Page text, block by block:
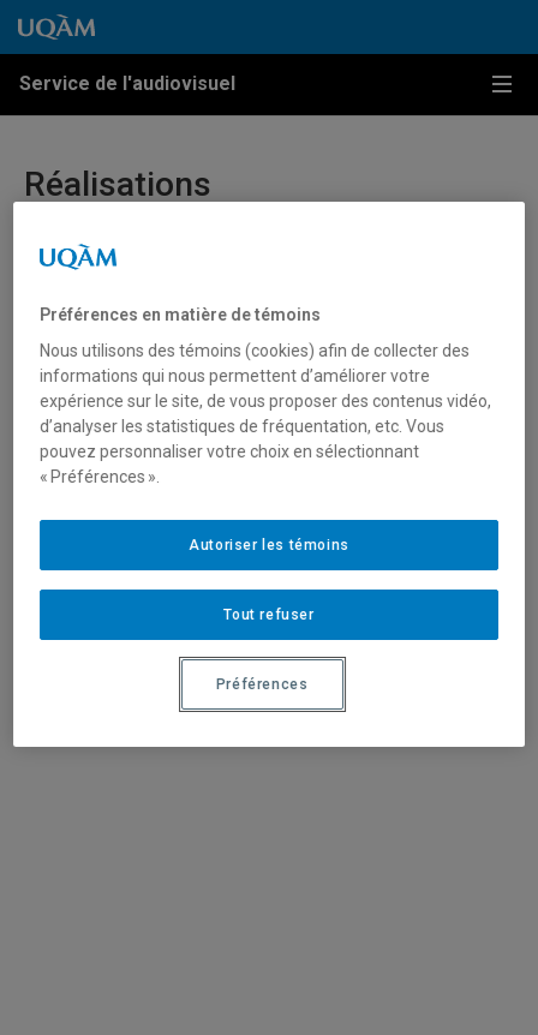
Passer au contenu
Accéder au menu principal
Accéder à la recherche
Passer au contenu
Accéder au menu principal
Service de l'audiovisuel
Réalisations
Loading...
Préférences en matière de témoins
Nous utilisons des témoins (cookies) afin de collecter des
informations qui nous permettent d’améliorer votre
expérience sur le site, de vous proposer des contenus vidéo,
d’analyser les statistiques de fréquentation, etc. Vous
pouvez personnaliser votre choix en sélectionnant
« Préférences ».
Tout refuser
Autoriser les témoins
Préférences